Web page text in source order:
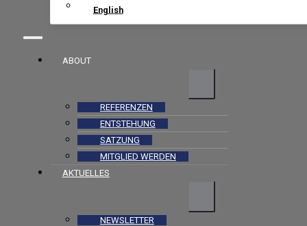
English
ABOUT
REFERENZEN
ENTSTEHUNG
SATZUNG
MITGLIED WERDEN
AKTUELLES
NEWSLETTER